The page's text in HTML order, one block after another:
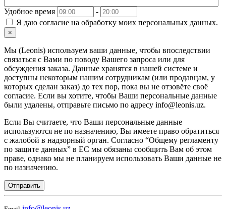
Удобное время
-
Я даю согласие на обработку моих персональных данных.
×
Мы (Leonis) используем ваши данные, чтобы впоследствии
связаться с Вами по поводу Вашего запроса или для
обсуждения заказа. Данные хранятся в нашей системе и
доступны некоторым нашим сотрудникам (или продавцам, у
которых сделан заказ) до тех пор, пока вы не отзовёте своё
согласие. Если вы хотите, чтобы Ваши персональные данные
были удалены, отправьте письмо по адресу info@leonis.uz.
Если Вы считаете, что Ваши персональные данные
используются не по назначению, Вы имеете право обратиться
с жалобой в надзорный орган. Согласно “Общему регламенту
по защите данных” в ЕС мы обязаны сообщить Вам об этом
праве, однако мы не планируем использовать Ваши данные не
по назначению.
Отправить